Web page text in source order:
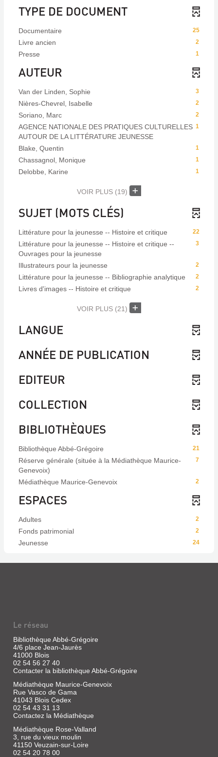
TYPE DE DOCUMENT
25
Documentaire
2
Livre ancien
1
Presse
AUTEUR
3
Van der Linden, Sophie
2
Nières-Chevrel, Isabelle
2
Soriano, Marc
1
AGENCE NATIONALE DES PRATIQUES CULTURELLES
AUTOUR DE LA LITTÉRATURE JEUNESSE
1
Blake, Quentin
1
Chassagnol, Monique
1
Delobbe, Karine
VOIR PLUS (19)
SUJET (MOTS CLÉS)
22
Littérature pour la jeunesse -- Histoire et critique
3
Littérature pour la jeunesse -- Histoire et critique --
Ouvrages pour la jeunesse
2
Illustrateurs pour la jeunesse
2
Littérature pour la jeunesse -- Bibliographie analytique
2
Livres d'images -- Histoire et critique
VOIR PLUS (21)
LANGUE
ANNÉE DE PUBLICATION
EDITEUR
COLLECTION
BIBLIOTHÈQUES
21
Bibliothèque Abbé-Grégoire
7
Réserve générale (située à la Médiathèque Maurice-
Genevoix)
2
Médiathèque Maurice-Genevoix
ESPACES
2
Adultes
2
Fonds patrimonial
24
Jeunesse
Le réseau
Bibliothèque Abbé-Grégoire
4/6 place Jean-Jaurès
41000 Blois
02 54 56 27 40
Contacter la bibliothèque Abbé-Grégoire
Médiathèque Maurice-Genevoix
Rue Vasco de Gama
41043 Blois Cedex
02 54 43 31 13
Contactez la Médiathèque
Médiathèque Rose-Valland
3, rue du vieux moulin
41150 Veuzain-sur-Loire
02 54 20 78 00